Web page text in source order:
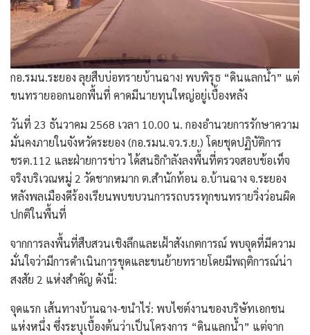
กอ.รมน.ระยอง ลุยสืบบ่อทรายบ้านฉาง! พบพิรุธ “ดินแลกน้ำ” แต่
ขนทรายออกนอกพื้นที่ คาดมีนายทุนใหญ่อยู่เบื้องหลัง
วันที่ 23 ธันวาคม 2568 เวลา 10.00 น. กองอำนวยการรักษาความ
มั่นคงภายในจังหวัดระยอง (กอ.รมน.จว.ร.ย.) โดยชุดปฏิบัติการ
ชรต.112 และฝ่ายการข่าว ได้สนธิกำลังลงพื้นที่ตรวจสอบข้อเท็จ
จริงบริเวณหมู่ 2 วัดชากหมาก ต.สำนักท้อน อ.บ้านฉาง จ.ระยอง
หลังพลเมืองดีร้องเรียนพบขบวนการรถบรรทุกขนทรายวิ่งว่อนผิด
ปกติในพื้นที่
จากการลงพื้นที่สืบสวนเชิงลึกและเฝ้าสังเกตการณ์ พบจุดที่มีความ
มั่นใจว่ามีการดำเนินการขุดและขนย้ายทรายโดยมีพฤติการณ์น่า
สงสัย 2 แห่งสำคัญ ดังนี้:
จุดแรก เส้นทางบ้านฉาง-ขนำไร่: พบไซต์งานของบริษัทเอกชน
แห่งหนึ่ง ซึ่งระบุเบื้องต้นว่าเป็นโครงการ “ดินแลกน้ำ” แต่จาก